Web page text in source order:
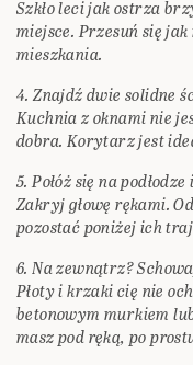
Szkło leci jak ostrza
miejsce. Przesuń się
mieszkania.
4. Znajdź dwie solidne
Kuchnia z oknami nie
dobra. Korytarz jest
5. Połóż się na
Zakryj głowę rękami.
pozostać poniżej ich
6. Na zewnątrz?
Płoty i krzaki cię nie
betonowym murkiem
masz pod ręką, po